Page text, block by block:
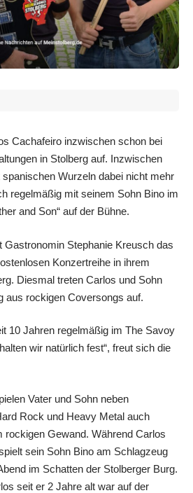
Cachafeiro inzwischen schon bei
in Stolberg auf. Inzwischen
Wurzeln dabei nicht mehr
regelmäßig mit seinem Sohn Bino im
and Son“ auf der Bühne.
Gastronomin Stephanie Kreusch das
Konzertreihe in ihrem
Diesmal treten Carlos und Sohn
aus rockigen Coversongs auf.
10 Jahren regelmäßig im The Savoy
wir natürlich fest“, freut sich die
Vater und Sohn neben
Rock und Heavy Metal auch
rockigen Gewand. Während Carlos
sein Sohn Bino am Schlagzeug
im Schatten der Stolberger Burg.
seit er 2 Jahre alt war auf der